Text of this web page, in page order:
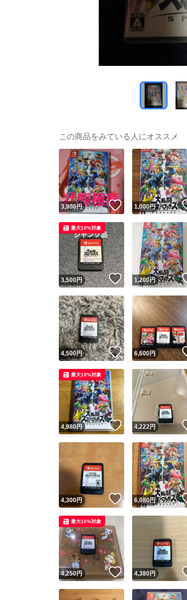
この商品をみている人にオススメ
3,900円 いいね！
1,000円
3,500円 いいね！
最大10%対象
1,200円
4,500円 いいね！
6,600円
4,980円 いいね！
最大10%対象
4,222円
4,300円 いいね！
6,080円
4,250円 いいね！
最大10%対象
4,380円